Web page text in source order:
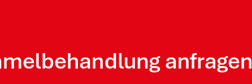
anfragen